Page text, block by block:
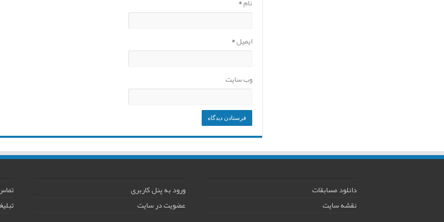
نام*
ایمیل*
وب‌ سایت
دانلود مسابقات
نقشه سایت
ورود به پنل کاربری
عضویت در سایت